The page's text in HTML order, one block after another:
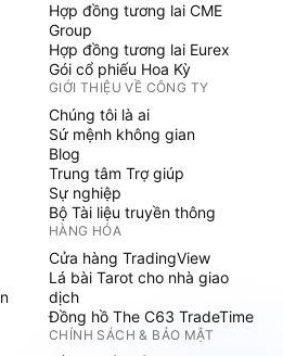
Hợp đồng tương lai CME
Group
Hợp đồng tương lai Eurex
Gói cổ phiếu Hoa Kỳ
GIỚI THIỆU VỀ CÔNG TY
Chúng tôi là ai
Sứ mệnh không gian
Blog
Trung tâm Trợ giúp
Sự nghiệp
Bộ Tài liệu truyền thông
HÀNG HÓA
Cửa hàng TradingView
Lá bài Tarot cho nhà giao
dịch
Đồng hồ The C63 TradeTime
CHÍNH SÁCH & BẢO MẬT